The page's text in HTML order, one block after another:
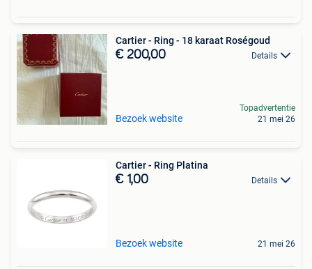
Cartier - Ring - 18 karaat Roségoud
€ 200,00 Details
Bezoek website
Topadvertentie
21 mei 26
Cartier - Ring Platina
€ 1,00 Details
Bezoek website 21 mei 26